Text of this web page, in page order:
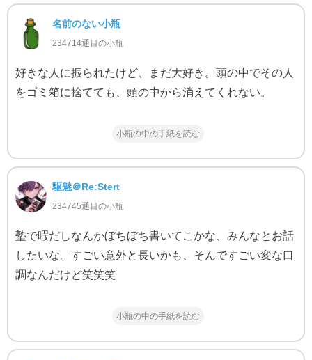
名前のない小瓶
234714通目の小瓶
好きな人に振られたけど、まだ大好き。頭の中でその人
をゴミ箱に捨てても、頭の中から消えてくれない。
小瓶の中の手紙を読む
駆魅＠Re:Stert
234745通目の小瓶
塾で暇だしなんかぼちぼち書いてこかな、みんなとお話
したいな。すごい意外と長いかも、そんですごい変な口
調なんだけど笑笑笑
小瓶の中の手紙を読む